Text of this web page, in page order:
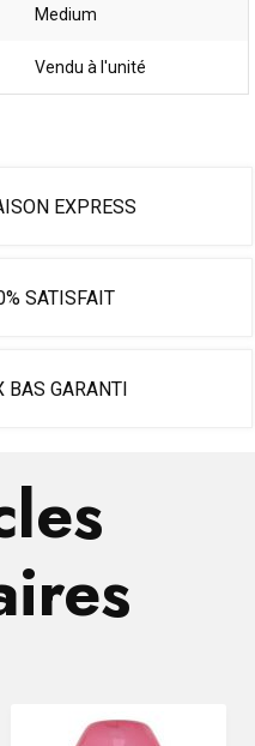
Medium
Vendu à l'unité
EXPRESS
SATISFAIT
BAS GARANTI